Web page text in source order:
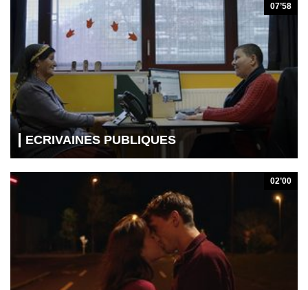
ECRIVAINES PUBLIQUES
07’58
02’00